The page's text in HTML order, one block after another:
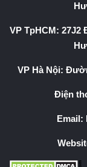
VP TpHCM:
VP Hà Nội:
Điện
Email: